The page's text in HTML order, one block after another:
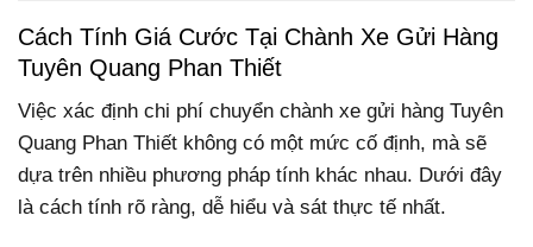
Cách Tính Giá Cước Tại Chành Xe Gửi Hàng
Tuyên Quang Phan Thiết
Việc xác định chi phí chuyển chành xe gửi hàng Tuyên
Quang Phan Thiết không có một mức cố định, mà sẽ
dựa trên nhiều phương pháp tính khác nhau. Dưới đây
là cách tính rõ ràng, dễ hiểu và sát thực tế nhất.